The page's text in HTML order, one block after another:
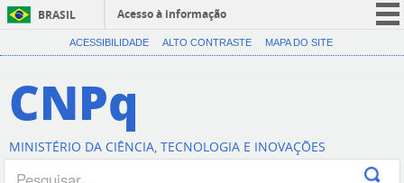
BRASIL
Acesso à informação
CORONAVÍRUS (COVID-19)
Canais
ACESSIBILIDADE ALTO CONTRASTE MAPA DO SITE
CNPq
MINISTÉRIO DA CIÊNCIA, TECNOLOGIA E INOVAÇÕES